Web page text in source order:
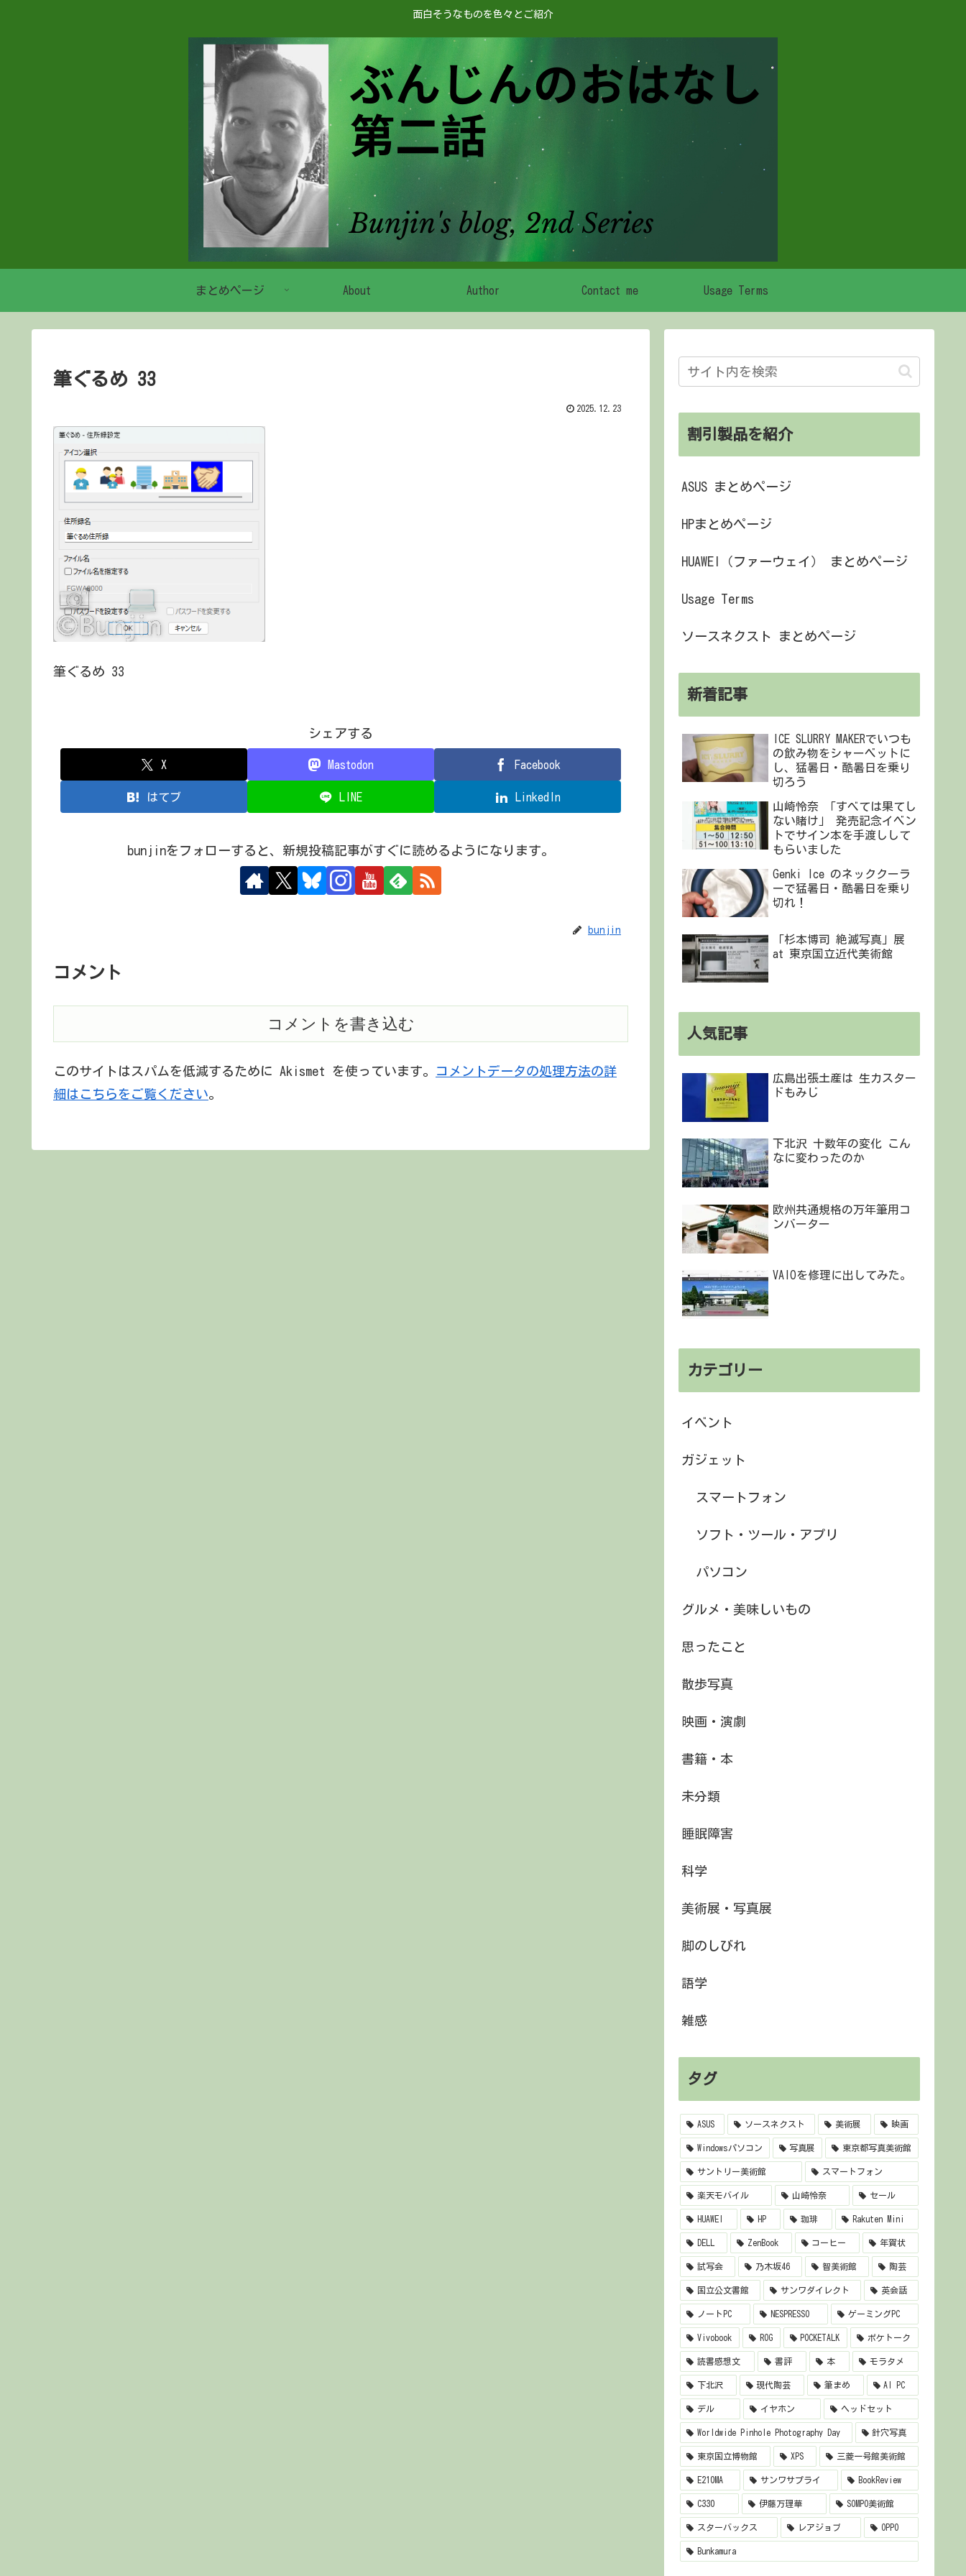
面白そうなものを色々とご紹介
まとめページ About Author Contact me Usage Terms
筆ぐるめ 33
2025.12.23
筆ぐるめ 33
シェアする
X Mastodon Facebook
はてブ LINE LinkedIn
bunjinをフォローすると、新規投稿記事がすぐに読めるようになります。
bunjin
コメント
コメントを書き込む
このサイトはスパムを低減するために Akismet を使っています。
コメントデータの処理方法の詳
細はこちらをご覧ください。
割引製品を紹介
ASUS まとめページ
HPまとめページ
HUAWEI（ファーウェイ） まとめページ
Usage Terms
ソースネクスト まとめページ
新着記事
ICE SLURRY MAKERでいつも
の飲み物をシャーベットに
し、猛暑日・酷暑日を乗り
切ろう
山崎怜奈 「すべては果てし
ない賭け」 発売記念イベン
トでサイン本を手渡しして
もらいました
Genki Ice のネッククーラ
ーで猛暑日・酷暑日を乗り
切れ！
「杉本博司 絶滅写真」展
at 東京国立近代美術館
人気記事
広島出張土産は 生カスター
ドもみじ
下北沢 十数年の変化 こん
なに変わったのか
欧州共通規格の万年筆用コ
ンバーター
VAIOを修理に出してみた。
カテゴリー
イベント
ガジェット
スマートフォン
ソフト・ツール・アプリ
パソコン
グルメ・美味しいもの
思ったこと
散歩写真
映画・演劇
書籍・本
未分類
睡眠障害
科学
美術展・写真展
脚のしびれ
語学
雑感
タグ
ASUS ソースネクスト 美術展 映画
Windowsパソコン 写真展 東京都写真美術館
サントリー美術館 スマートフォン
楽天モバイル 山崎怜奈 セール
HUAWEI HP 珈琲 Rakuten Mini
DELL ZenBook コーヒー 年賀状
試写会 乃木坂46 智美術館 陶芸
国立公文書館 サンワダイレクト 英会話
ノートPC NESPRESSO ゲーミングPC
Vivobook ROG POCKETALK ポケトーク
読書感想文 書評 本 モラタメ
下北沢 現代陶芸 筆まめ AI PC
デル イヤホン ヘッドセット
Worldwide Pinhole Photography Day 針穴写真
東京国立博物館 XPS 三菱一号館美術館
E210MA サンワサプライ BookReview
C330 伊藤万理華 SOMPO美術館
スターバックス レアジョブ OPPO
Bunkamura